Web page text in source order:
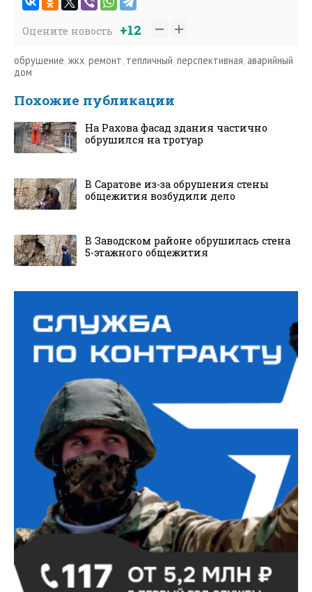
Оцените новость +12
обрушение жкх ремонт тепличный перспективная аварийный
дом
Похожие публикации
На Рахова фасад здания частично
обрушился на тротуар
В Саратове из-за обрушения стены
общежития возбудили дело
В Заводском районе обрушилась стена
5-этажного общежития